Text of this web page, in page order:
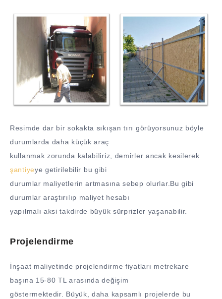
Resimde dar bir sokakta sıkışan tırı görüyorsunuz böyle
durumlarda daha küçük araç
kullanmak zorunda kalabiliriz, demirler ancak kesilerek
şantiyeye getirilebilir bu gibi
durumlar maliyetlerin artmasına sebep olurlar.Bu gibi
durumlar araştırılıp maliyet hesabı
yapılmalı aksi takdirde büyük sürprizler yaşanabilir.
Projelendirme
İnşaat maliyetinde projelendirme fiyatları metrekare
başına 15-80 TL arasında değişim
göstermektedir. Büyük, daha kapsamlı projelerde bu